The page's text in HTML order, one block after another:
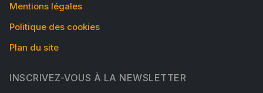
Mentions légales
Politique des cookies
Plan du site
INSCRIVEZ-VOUS À LA NEWSLETTER